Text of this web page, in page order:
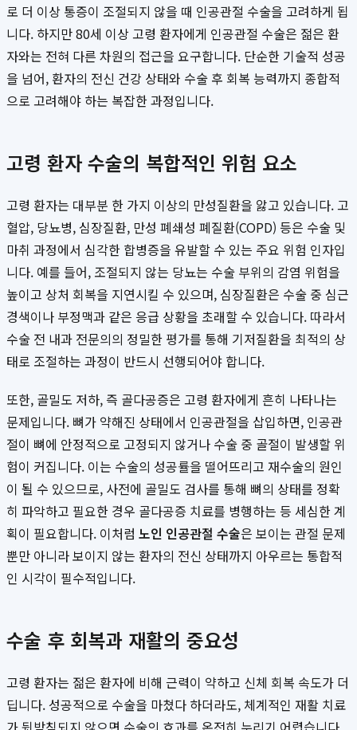
로 더 이상 통증이 조절되지 않을 때 인공관절 수술을 고려하게 됩
니다. 하지만 80세 이상 고령 환자에게 인공관절 수술은 젊은 환
자와는 전혀 다른 차원의 접근을 요구합니다. 단순한 기술적 성공
을 넘어, 환자의 전신 건강 상태와 수술 후 회복 능력까지 종합적
으로 고려해야 하는 복잡한 과정입니다.
고령 환자 수술의 복합적인 위험 요소
고령 환자는 대부분 한 가지 이상의 만성질환을 앓고 있습니다. 고
혈압, 당뇨병, 심장질환, 만성 폐쇄성 폐질환(COPD) 등은 수술 및
마취 과정에서 심각한 합병증을 유발할 수 있는 주요 위험 인자입
니다. 예를 들어, 조절되지 않는 당뇨는 수술 부위의 감염 위험을
높이고 상처 회복을 지연시킬 수 있으며, 심장질환은 수술 중 심근
경색이나 부정맥과 같은 응급 상황을 초래할 수 있습니다. 따라서
수술 전 내과 전문의의 정밀한 평가를 통해 기저질환을 최적의 상
태로 조절하는 과정이 반드시 선행되어야 합니다.
또한, 골밀도 저하, 즉 골다공증은 고령 환자에게 흔히 나타나는
문제입니다. 뼈가 약해진 상태에서 인공관절을 삽입하면, 인공관
절이 뼈에 안정적으로 고정되지 않거나 수술 중 골절이 발생할 위
험이 커집니다. 이는 수술의 성공률을 떨어뜨리고 재수술의 원인
이 될 수 있으므로, 사전에 골밀도 검사를 통해 뼈의 상태를 정확
히 파악하고 필요한 경우 골다공증 치료를 병행하는 등 세심한 계
획이 필요합니다. 이처럼 노인 인공관절 수술은 보이는 관절 문제
뿐만 아니라 보이지 않는 환자의 전신 상태까지 아우르는 통합적
인 시각이 필수적입니다.
수술 후 회복과 재활의 중요성
고령 환자는 젊은 환자에 비해 근력이 약하고 신체 회복 속도가 더
딥니다. 성공적으로 수술을 마쳤다 하더라도, 체계적인 재활 치료